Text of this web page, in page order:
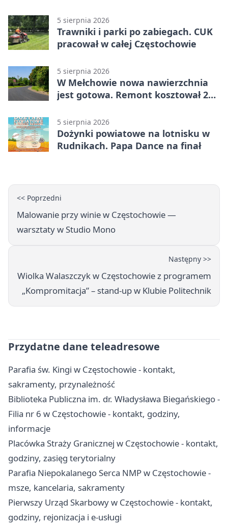
5 sierpnia 2026
Trawniki i parki po zabiegach. CUK
pracował w całej Częstochowie
5 sierpnia 2026
W Mełchowie nowa nawierzchnia
jest gotowa. Remont kosztował 222
5 sierpnia 2026
Dożynki powiatowe na lotnisku w
Rudnikach. Papa Dance na finał
<< Poprzedni
Malowanie przy winie w Częstochowie —
warsztaty w Studio Mono
Następny >>
Wiolka Walaszczyk w Częstochowie z programem
„Kompromitacja” – stand-up w Klubie Politechnik
Przydatne dane teleadresowe
Parafia św. Kingi w Częstochowie - kontakt,
sakramenty, przynależność
Biblioteka Publiczna im. dr. Władysława Biegańskiego -
Filia nr 6 w Częstochowie - kontakt, godziny,
informacje
Placówka Straży Granicznej w Częstochowie - kontakt,
godziny, zasięg terytorialny
Parafia Niepokalanego Serca NMP w Częstochowie -
msze, kancelaria, sakramenty
Pierwszy Urząd Skarbowy w Częstochowie - kontakt,
godziny, rejonizacja i e-usługi